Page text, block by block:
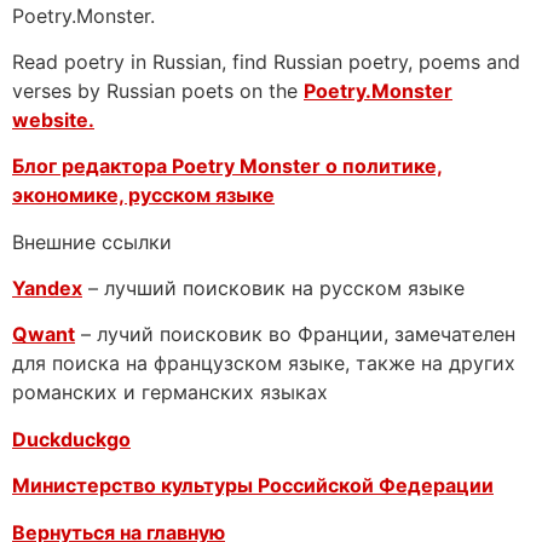
Poetry.Monster.
Read poetry in Russian, find Russian poetry, poems and
verses by Russian poets on the Poetry.Monster
website.
Блог редактора Poetry Monster о политике,
экономике, русском языке
Внешние ссылки
Yandex – лучший поисковик на русском языке
Qwant – лучий поисковик во Франции, замечателен
для поиска на французском языке, также на других
романских и германских языках
Duckduckgo
Министерство культуры Российской Федерации
Вернуться на главную